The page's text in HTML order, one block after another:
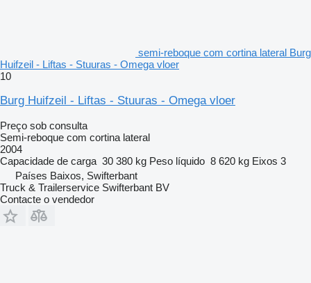
semi-reboque com cortina lateral Burg
Huifzeil - Liftas - Stuuras - Omega vloer
10
Burg Huifzeil - Liftas - Stuuras - Omega vloer
Preço sob consulta
Semi-reboque com cortina lateral
2004
Capacidade de carga 30 380 kg Peso líquido 8 620 kg Eixos 3
Países Baixos, Swifterbant
Truck & Trailerservice Swifterbant BV
Contacte o vendedor